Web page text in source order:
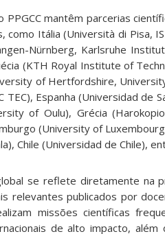
PPGCC mantêm parcerias
como Itália (Università di Pisa,
Nürnberg, Karlsruhe
(KTH Royal Institute of
of Hertfordshire,
TEC), Espanha (Universidad de
of Oulu), Grécia
(University of
Chile (Universidad de Chile),
se reflete diretamente na
relevantes publicados por
missões científicas
de alto impacto,